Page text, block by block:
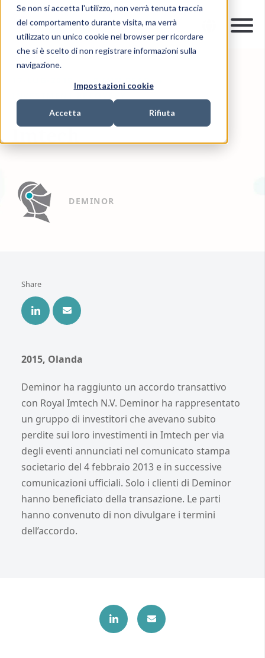
Se non si accetta l'utilizzo, non verrà tenuta traccia
del comportamento durante visita, ma verrà
utilizzato un unico cookie nel browser per ricordare
che si è scelto di non registrare informazioni sulla
navigazione.
Impostazioni cookie
Accetta Rifiuta
0 MIN READ
Imtech
DEMINOR
Share
2015, Olanda
Deminor ha raggiunto un accordo transattivo
con Royal Imtech N.V. Deminor ha rappresentato
un gruppo di investitori che avevano subito
perdite sui loro investimenti in Imtech per via
degli eventi annunciati nel comunicato stampa
societario del 4 febbraio 2013 e in successive
comunicazioni ufficiali. Solo i clienti di Deminor
hanno beneficiato della transazione. Le parti
hanno convenuto di non divulgare i termini
dell’accordo.